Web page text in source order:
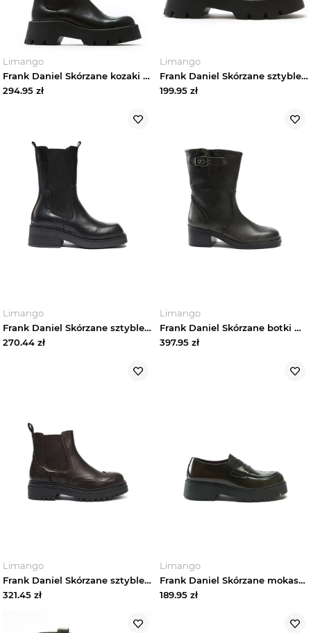
Limango
Frank Daniel Skórzane kozaki w kolorze czarnym rozmiar: 40
294.95 zł
Limango
Frank Daniel Skórzane sztyblety w kolorze czarnym rozmiar: 40
199.95 zł
Limango
Frank Daniel Skórzane sztyblety w kolorze czarnym rozmiar: 40
270.44 zł
Limango
Frank Daniel Skórzane botki w kolorze czarnym rozmiar: 39
397.95 zł
Limango
Frank Daniel Skórzane sztyblety w kolorze brązowym rozmiar: 40
321.45 zł
Limango
Frank Daniel Skórzane mokasyny w kolorze brązowym rozmiar: 36
189.95 zł